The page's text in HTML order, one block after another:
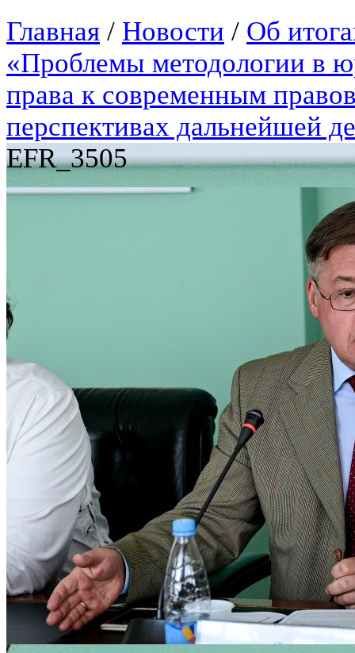
Главная / Новости / Об
«Проблемы методологии в
права к современным
перспективах дальнейшей
EFR_3505